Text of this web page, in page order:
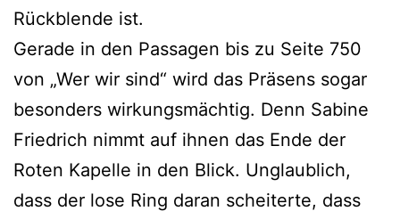
Rückblende ist.
Gerade in den Passagen bis zu Seite 750
von „Wer wir sind“ wird das Präsens sogar
besonders wirkungsmächtig. Denn Sabine
Friedrich nimmt auf ihnen das Ende der
Roten Kapelle in den Blick. Unglaublich,
dass der lose Ring daran scheiterte, dass